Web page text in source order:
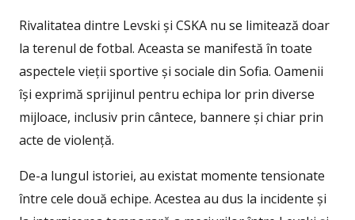
Rivalitatea dintre Levski și CSKA nu se limitează doar
la terenul de fotbal. Aceasta se manifestă în toate
aspectele vieții sportive și sociale din Sofia. Oamenii
își exprimă sprijinul pentru echipa lor prin diverse
mijloace, inclusiv prin cântece, bannere și chiar prin
acte de violență.
De-a lungul istoriei, au existat momente tensionate
între cele două echipe. Acestea au dus la incidente și